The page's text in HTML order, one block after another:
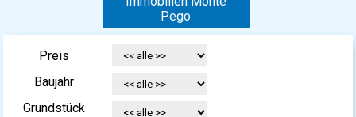
Pego
Preis
Baujahr
Grundstück